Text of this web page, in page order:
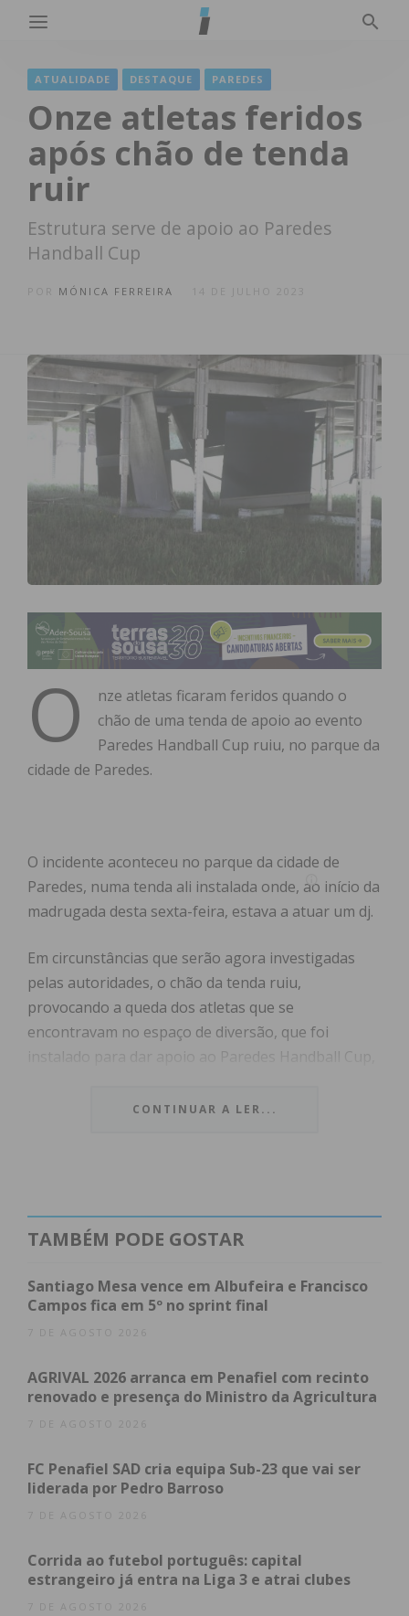
ATUALIDADE DESTAQUE PAREDES
Onze atletas feridos
após chão de tenda
ruir
Estrutura serve de apoio ao Paredes
Handball Cup
MÓNICA FERREIRA 14 DE JULHO 2023
O
nze atletas ficaram feridos quando o
chão de uma tenda de apoio ao evento
Paredes Handball Cup ruiu, no parque da
cidade de Paredes.
O incidente aconteceu no parque da cidade de
Paredes, numa tenda ali instalada onde, ao início da
madrugada desta sexta-feira, estava a atuar um dj.
Em circunstâncias que serão agora investigadas
pelas autoridades, o chão da tenda ruiu,
provocando a queda dos atletas que se
encontravam no espaço de diversão, que foi
instalado para dar apoio ao Paredes Handball Cup,
até domingo e conta com a participação de mais de
Bombeiros Voluntários de Paredes, assim como
pelas equipas da viatura médica de emergência e
reanimação do Vale do Sousa e de suporte imediato
de vida de Valongo e hospitalizados. Quatro deles
foram levadas para o Hospital de São João, no
Américo, em Penafiel.
“Possível deficência na estrutura!
Em conferência de imprensa, realizada na manhã
desta sexta-feira para explicar o sucedido, o
presidente da Câmara Municipal de Paredes
que fez com que esta cedesse e, juntamente com
ela, cerca de um metro quadrado do pavimento,
CONTINUAR A LER...
TAMBÉM PODE GOSTAR
Santiago Mesa vence em Albufeira e Francisco
Campos fica em 5º no sprint final
7 DE AGOSTO 2026
AGRIVAL 2026 arranca em Penafiel com recinto
renovado e presença do Ministro da Agricultura
7 DE AGOSTO 2026
FC Penafiel SAD cria equipa Sub-23 que vai ser
liderada por Pedro Barroso
7 DE AGOSTO 2026
Corrida ao futebol português: capital
estrangeiro já entra na Liga 3 e atrai clubes
7 DE AGOSTO 2026